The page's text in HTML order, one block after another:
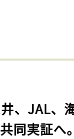
、JAL、
同実証へ